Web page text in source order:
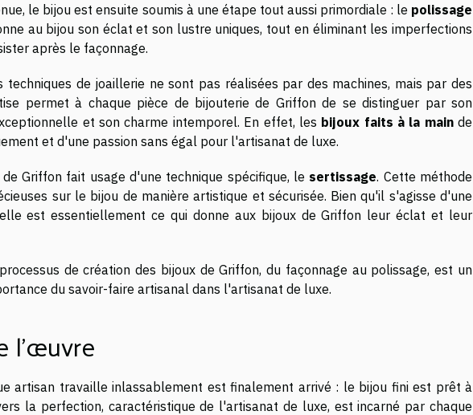
le bijou est ensuite soumis à une étape tout aussi primordiale : le polissage
au bijou son éclat et son lustre uniques, tout en éliminant les imperfections
après le façonnage.
de joaillerie ne sont pas réalisées par des machines, mais par des
permet à chaque pièce de bijouterie de Griffon de se distinguer par son
et son charme intemporel. En effet, les bijoux faits à la mainde
et d'une passion sans égal pour l'artisanat de luxe.
Griffon fait usage d'une technique spécifique, le sertissage. Cette méthode
sur le bijou de manière artistique et sécurisée. Bien qu'il s'agisse d'une
est essentiellement ce qui donne aux bijoux de Griffon leur éclat et leur
de création des bijoux de Griffon, du façonnage au polissage, est un
du savoir-faire artisanal dans l'artisanat de luxe.
l'œuvre
artisan travaille inlassablement est finalement arrivé : le bijou fini est prêt à
la perfection, caractéristique de l'artisanat de luxe, est incarné par chaque